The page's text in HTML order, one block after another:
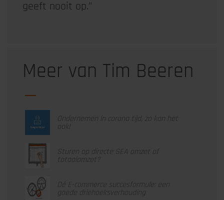
geeft nooit op.”
Meer van Tim Beeren
Ondernemen in corona tijd, zo kan het
ook!
Sturen op directe SEA omzet of
totaalomzet?
Dé E-commerce succesformule: een
goede driehoeksverhouding